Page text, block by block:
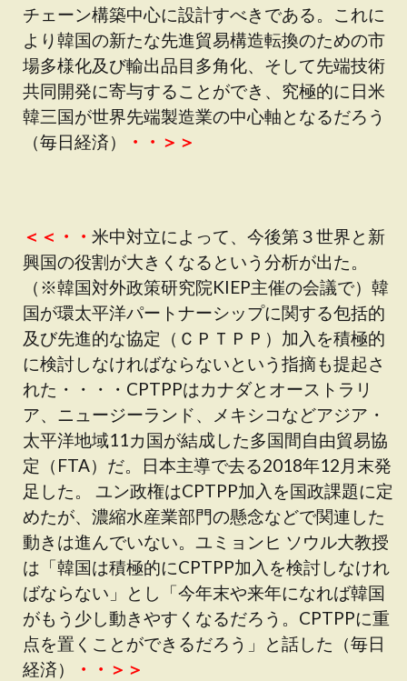
チェーン構築中心に設計すべきである。これに
より韓国の新たな先進貿易構造転換のための市
場多様化及び輸出品目多角化、そして先端技術
共同開発に寄与することができ、究極的に日米
韓三国が世界先端製造業の中心軸となるだろう
（毎日経済）
・・＞＞
＜＜・・ 米中対立によって、今後第３世界と新
興国の役割が大きくなるという分析が出た。
（※韓国対外政策研究院KIEP主催の会議で）韓
国が環太平洋パートナーシップに関する包括的
及び先進的な協定（ＣＰＴＰＰ）加入を積極的
に検討しなければならないという指摘も提起さ
れた・・・・CPTPPはカナダとオーストラリ
ア、ニュージーランド、メキシコなどアジア・
太平洋地域11カ国が結成した多国間自由貿易協
定（FTA）だ。日本主導で去る2018年12月末発
足した。 ユン政権はCPTPP加入を国政課題に定
めたが、濃縮水産業部門の懸念などで関連した
動きは進んでいない。ユミョンヒ ソウル大教授
は「韓国は積極的にCPTPP加入を検討しなけれ
ばならない」とし「今年末や来年になれば韓国
がもう少し動きやすくなるだろう。CPTPPに重
点を置くことができるだろう」と話した（毎日
経済）
・・＞＞